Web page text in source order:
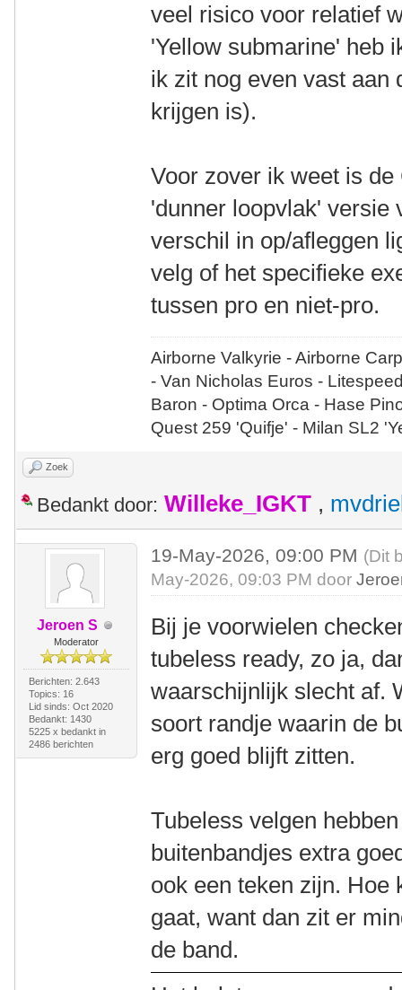
veel risico voor relatief
'Yellow submarine' heb
ik zit nog even vast aan
krijgen is).
Voor zover ik weet is
'dunner loopvlak' versie
verschil in op/afleggen
velg of het specifieke
tussen pro en niet-pro.
Airborne Valkyrie - Airborne
- Van Nicholas Euros -
Baron - Optima Orca - Hase
Quest 259 'Quifje' - Milan SL2
Zoek
Bedankt door: Willeke_IGKT ,
Jeroen S
Moderator
Berichten: 2.643
Topics: 16
Lid sinds: Oct 2020
Bedankt: 1430
5225 x bedankt in
2486 berichten
19-May-2026, 09:00 PM (Dit
May-2026, 09:03 PM door
Bij je voorwielen
tubeless ready, zo ja,
waarschijnlijk slecht af.
soort randje waarin de
erg goed blijft zitten.
Tubeless velgen
buitenbandjes extra
ook een teken zijn. Hoe
gaat, want dan zit er
de band.